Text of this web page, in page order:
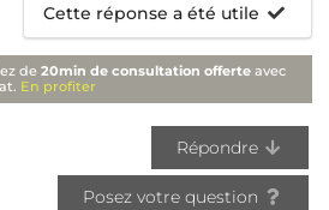
Cette réponse a été utile
de20min de consultation offerte avec
En profiter
Répondre
Posez votre question